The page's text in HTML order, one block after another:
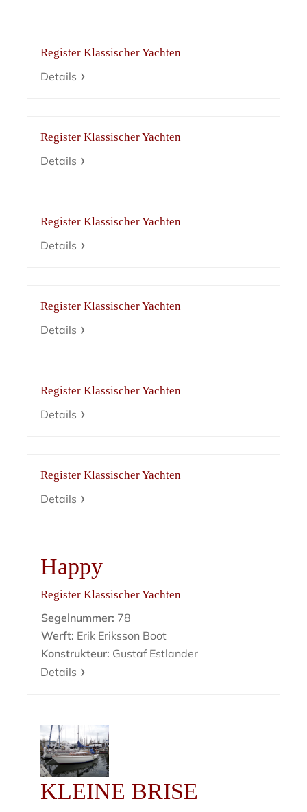
Register Klassischer Yachten
Details
Register Klassischer Yachten
Details
Register Klassischer Yachten
Details
Register Klassischer Yachten
Details
Register Klassischer Yachten
Details
Register Klassischer Yachten
Details
Happy
Register Klassischer Yachten
Segelnummer: 78
Werft: Erik Eriksson Boot
Konstrukteur: Gustaf Estlander
Details
KLEINE BRISE